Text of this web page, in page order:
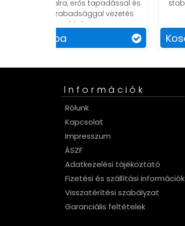
stabil és elegáns megjelenésű
Információk
Rólunk
Kapcsolat
Impresszum
ÁSZF
Adatkezelési tájékoztató
Fizetési és szállítási információk
Visszatérítési szabályzat
Garanciális feltételek